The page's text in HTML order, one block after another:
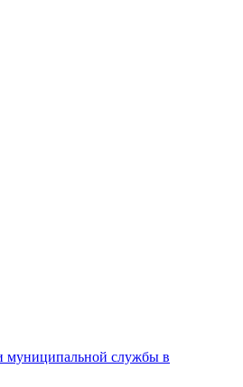
муниципальной службы в